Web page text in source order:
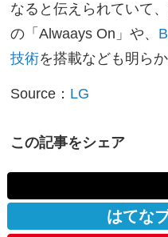
なると伝えられていて
の「Alwaays On」や、
技術を搭載なども明ら
Source： LG
この記事をシェア
はてな